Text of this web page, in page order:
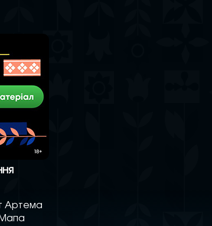
Артема